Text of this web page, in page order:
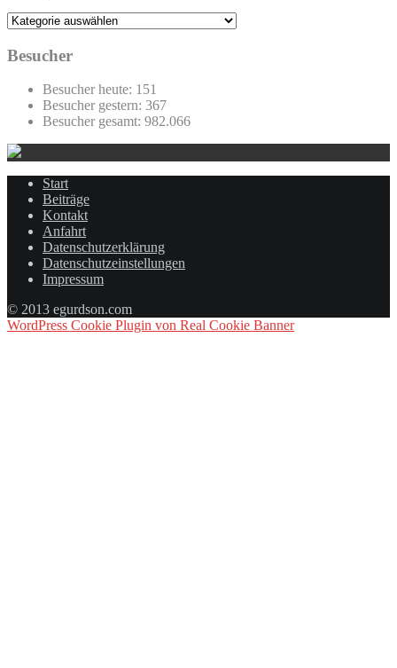
Kategorien
Besucher
Besucher heute: 151
Besucher gestern: 367
Besucher gesamt: 982.066
Start
Beiträge
Kontakt
Anfahrt
Datenschutzerklärung
Datenschutzeinstellungen
Impressum
© 2013 egurdson.com
WordPress Cookie Plugin von Real Cookie Banner